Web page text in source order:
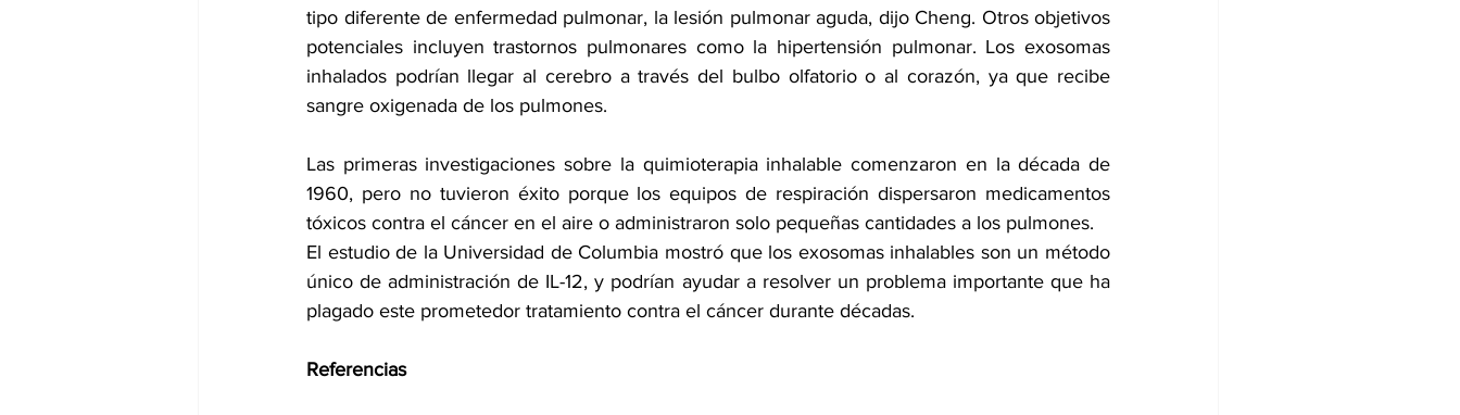
tipo diferente de enfermedad pulmonar, la lesión pulmonar aguda, dijo Cheng. Otros objetivos
potenciales incluyen trastornos pulmonares como la hipertensión pulmonar. Los exosomas
inhalados podrían llegar al cerebro a través del bulbo olfatorio o al corazón, ya que recibe
sangre oxigenada de los pulmones.
Las primeras investigaciones sobre la quimioterapia inhalable comenzaron en la década de
1960, pero no tuvieron éxito porque los equipos de respiración dispersaron medicamentos
tóxicos contra el cáncer en el aire o administraron solo pequeñas cantidades a los pulmones.
El estudio de la Universidad de Columbia mostró que los exosomas inhalables son un método
único de administración de IL-12, y podrían ayudar a resolver un problema importante que ha
plagado este prometedor tratamiento contra el cáncer durante décadas.
Referencias